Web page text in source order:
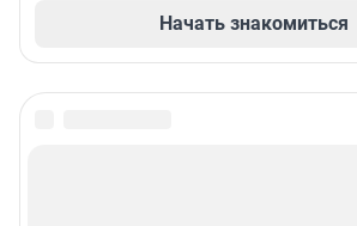
Начать знакомиться